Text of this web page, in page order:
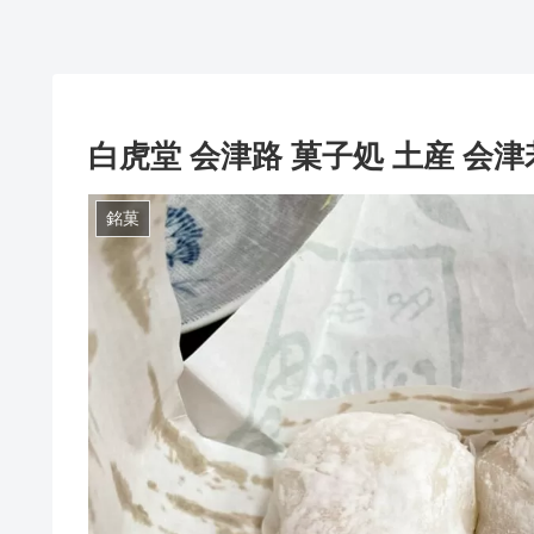
白虎堂 会津路 菓子処 土産 会津
銘菓